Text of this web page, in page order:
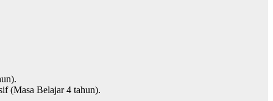
(Masa Belajar 4 tahun).